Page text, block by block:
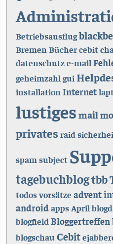
Betriebsausflug
Bremen Büchercebit
datenschutze-mail
geheimzahl gui
installation Internet
lustiges mail
privates raid
spam subject
tagebuchblogtbb
todosvorsätze advent
androidappsApril
blogfield Bloggertreffen
blogschauCebit